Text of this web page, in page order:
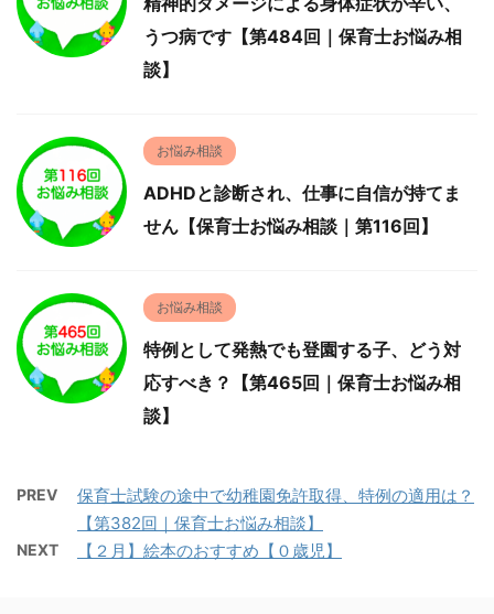
うつ病です【第484回｜保育士お悩み相
談】
お悩み相談
ADHDと診断され、仕事に自信が持てま
せん【保育士お悩み相談｜第116回】
お悩み相談
特例として発熱でも登園する子、どう対
応すべき？【第465回｜保育士お悩み相
談】
PREV
保育士試験の途中で幼稚園免許取得、特例の適用は？
【第382回｜保育士お悩み相談】
NEXT 【２月】絵本のおすすめ【０歳児】